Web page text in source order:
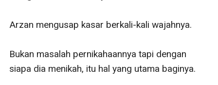
Arzan mengusap kasar berkali-kali wajahnya.
Bukan masalah pernikahaannya tapi dengan
siapa dia menikah, itu hal yang utama baginya.